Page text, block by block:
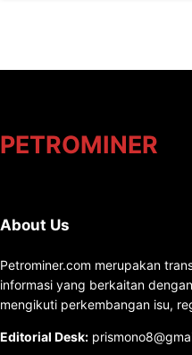
PETROMINER
About Us
Petrominer.com merupakan
informasi yang berkaitan
mengikuti perkembangan isu,
Editorial Desk: